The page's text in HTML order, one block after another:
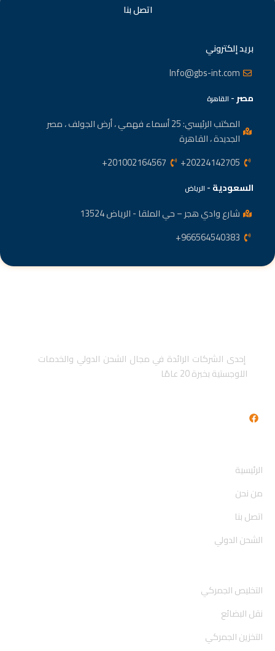
اتصل بنا
بريد إلكتروني
Info@gbs-int.com
مصر- القاهرة
المكتب الرئيسي: 25 أسماء فهمي ، أرض الجولف ، مصر
الجديدة ، القاهرة
20224142705+
201002164567+
السعودية- الرياض
شارع وادي هجر – حي الملقا - الرياض 13524
966564540383+
إحدى الشركات الرائدة في مجال الشحن الدولي والخدمات
اللوجستية بخبرة 20 عامًا
F
a
o
k
الرئيسية
من نحن
اتصل بنا
الشحن الدولي
التخليص الجمركي
نقل البضائع
التخزين الجمركي